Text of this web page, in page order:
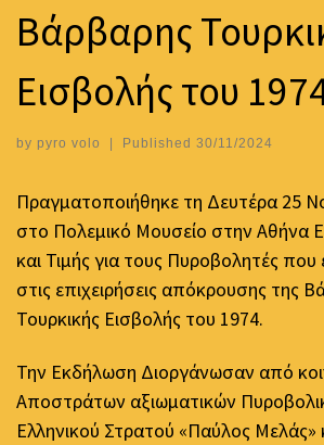
Βάρβαρης
Εισβολής του
by pyro volo | Published 30/11/2024
Πραγματοποιήθηκε τη Δευτέρα 25
στο Πολεμικό Μουσείο στην Αθήνα
και Τιμής για τους Πυροβολητές
στις επιχειρήσεις απόκρουσης της
Τουρκικής Εισβολής του 1974.
Την Εκδήλωση Διοργάνωσαν από
Αποστράτων αξιωματικών
Ελληνικού Στρατού «Παύλος Μελάς»